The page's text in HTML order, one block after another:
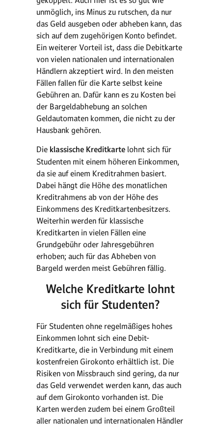
unmöglich, ins Minus zu rutschen, da nur
das Geld ausgeben oder abheben kann, das
sich auf dem zugehörigen Konto befindet.
Ein weiterer Vorteil ist, dass die Debitkarte
von vielen nationalen und internationalen
Händlern akzeptiert wird. In den meisten
Fällen fallen für die Karte selbst keine
Gebühren an. Dafür kann es zu Kosten bei
der Bargeldabhebung an solchen
Geldautomaten kommen, die nicht zu der
Hausbank gehören.
Die klassische Kreditkarte lohnt sich für
Studenten mit einem höheren Einkommen,
da sie auf einem Kreditrahmen basiert.
Dabei hängt die Höhe des monatlichen
Kreditrahmens ab von der Höhe des
Einkommens des Kreditkartenbesitzers.
Weiterhin werden für klassische
Kreditkarten in vielen Fällen eine
Grundgebühr oder Jahresgebühren
erhoben; auch für das Abheben von
Bargeld werden meist Gebühren fällig.
Welche Kreditkarte lohnt
sich für Studenten?
Für Studenten ohne regelmäßiges hohes
Einkommen lohnt sich eine Debit-
Kreditkarte, die in Verbindung mit einem
kostenfreien Girokonto erhältlich ist. Die
Risiken von Missbrauch sind gering, da nur
das Geld verwendet werden kann, das auch
auf dem Girokonto vorhanden ist. Die
Karten werden zudem bei einem Großteil
aller nationalen und internationalen Händler